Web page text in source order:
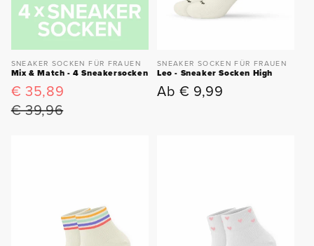
SNEAKER SOCKEN FÜR FRAUEN
Mix & Match - 4 Sneakersocken
Verkaufspreis
€ 35,89
€ 39,96
SNEAKER SOCKEN FÜR FRAUEN
Leo - Sneaker Socken High
Normaler
Ab € 9,99